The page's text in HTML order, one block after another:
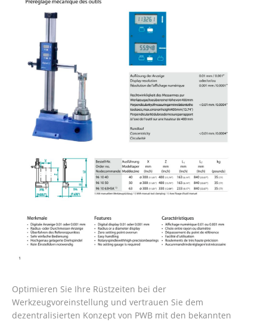
Optimieren Sie Ihre Rüstzeiten bei der
Werkzeugvoreinstellung und vertrauen Sie dem
dezentralisierten Konzept von PWB mit den bekannten